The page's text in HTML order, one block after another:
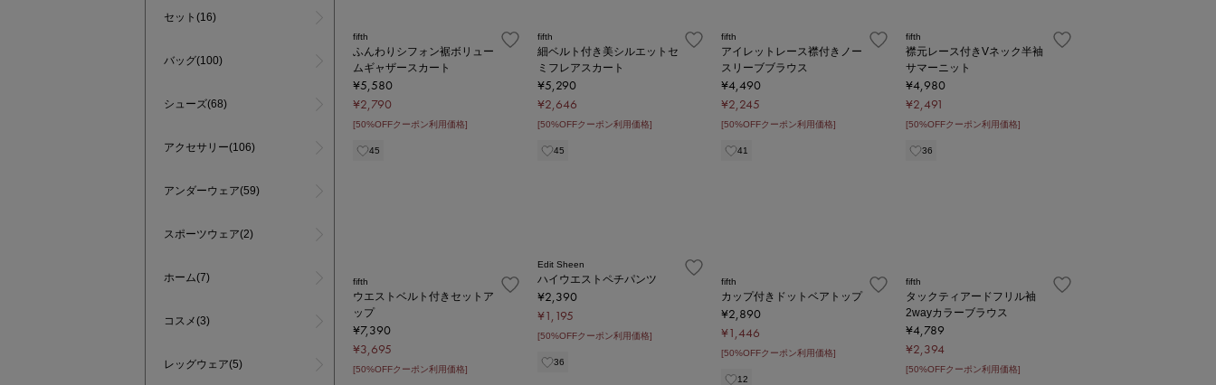
セット(16)
バッグ(100)
シューズ(68)
アクセサリー(106)
アンダーウェア(59)
スポーツウェア(2)
ホーム(7)
コスメ(3)
レッグウェア(5)
fifth
ふんわりシフォン裾ボリュー
ムギャザースカート
¥5,580
¥2,790
[50%OFFクーポン利用価格]
45
fifth
細ベルト付き美シルエットセ
ミフレアスカート
¥5,290
¥2,646
[50%OFFクーポン利用価格]
45
fifth
アイレットレース襟付きノー
スリーブブラウス
¥4,490
¥2,245
[50%OFFクーポン利用価格]
41
fifth
襟元レース付きVネック半袖
サマーニット
¥4,980
¥2,491
[50%OFFクーポン利用価格]
36
fifth
ウエストベルト付きセットア
ップ
¥7,390
¥3,695
[50%OFFクーポン利用価格]
Edit Sheen
ハイウエストペチパンツ
¥2,390
¥1,195
[50%OFFクーポン利用価格]
36
fifth
カップ付きドットベアトップ
¥2,890
¥1,446
[50%OFFクーポン利用価格]
12
fifth
タックティアードフリル袖
2wayカラーブラウス
¥4,789
¥2,394
[50%OFFクーポン利用価格]